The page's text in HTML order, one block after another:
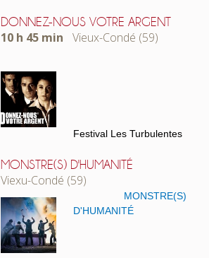
DONNEZ-NOUS VOTRE ARGENT
10 h 45 min Vieux-Condé (59)
Festival Les Turbulentes
MONSTRE(S) D'HUMANITÉ
Viexu-Condé (59)
MONSTRE(S)
D'HUMANITÉ